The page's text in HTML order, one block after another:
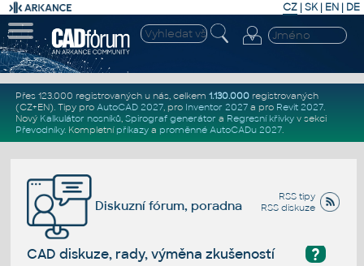
CZ | SK| EN | DE
Přes 123.000 registrovaných u nás, celkem 1.130.000registrovaných
(CZ+EN). Tipy pro AutoCAD 2027, pro Inventor 2027a pro Revit 2027.
Nový Kalkulátor nosníků, Spirograf generátor a Regresní křivkyv sekci
Převodníky. Kompletní příkazya proměnné AutoCADu 2027.
RSS tipy
RSS diskuze
Diskuzní fórum, poradna
?
CAD diskuze, rady, výměna zkušeností